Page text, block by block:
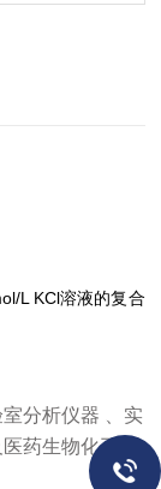
L KCl溶液的复合
分析仪器 、实
药生物化工环